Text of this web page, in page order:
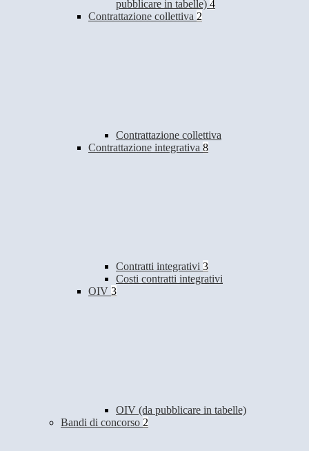
pubblicare in tabelle) 4
Contrattazione collettiva 2
Contrattazione collettiva
Contrattazione integrativa 8
Contratti integrativi 3
Costi contratti integrativi
OIV 3
OIV (da pubblicare in tabelle)
Bandi di concorso 2